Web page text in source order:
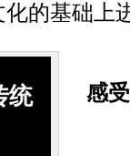
的基础上
统
感